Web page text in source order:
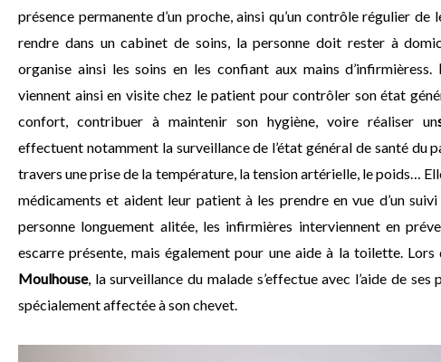
présence permanente d’un proche, ainsi qu’un contrôle régulier de
rendre dans un cabinet de soins, la personne doit rester à
organise ainsi les soins en les confiant aux mains d’infirmièress.
viennent ainsi en visite chez le patient pour contrôler son état
confort, contribuer à maintenir son hygiène, voire réaliser un
effectuent notamment la surveillance de l’état général de santé du
travers une prise de la température, la tension artérielle, le poids…
médicaments et aident leur patient à les prendre en vue d’un
personne longuement alitée, les infirmières interviennent en
escarre présente, mais également pour une aide à la toilette. Lors
Moulhouse, la surveillance du malade s’effectue avec l’aide de ses
spécialement affectée à son chevet.